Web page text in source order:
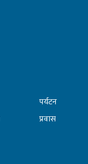
पर्यटन
प्रवास